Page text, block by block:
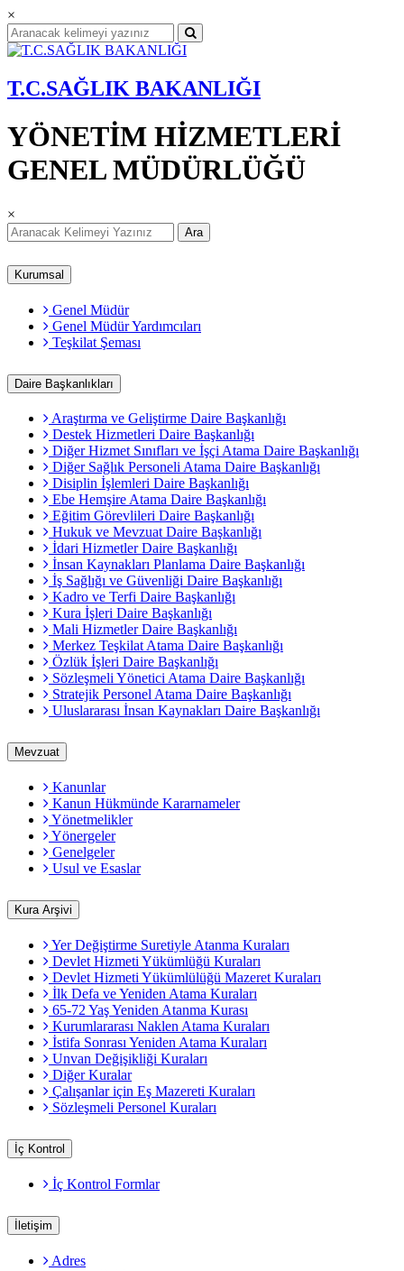
×
T.C.SAĞLIK BAKANLIĞI
YÖNETİM HİZMETLERİ
GENEL MÜDÜRLÜĞÜ
×
Ara
Kurumsal
Genel Müdür
Genel Müdür Yardımcıları
Teşkilat Şeması
Daire Başkanlıkları
Araştırma ve Geliştirme Daire Başkanlığı
Destek Hizmetleri Daire Başkanlığı
Diğer Hizmet Sınıfları ve İşçi Atama Daire Başkanlığı
Diğer Sağlık Personeli Atama Daire Başkanlığı
Disiplin İşlemleri Daire Başkanlığı
Ebe Hemşire Atama Daire Başkanlığı
Eğitim Görevlileri Daire Başkanlığı
Hukuk ve Mevzuat Daire Başkanlığı
İdari Hizmetler Daire Başkanlığı
İnsan Kaynakları Planlama Daire Başkanlığı
İş Sağlığı ve Güvenliği Daire Başkanlığı
Kadro ve Terfi Daire Başkanlığı
Kura İşleri Daire Başkanlığı
Mali Hizmetler Daire Başkanlığı
Merkez Teşkilat Atama Daire Başkanlığı
Özlük İşleri Daire Başkanlığı
Sözleşmeli Yönetici Atama Daire Başkanlığı
Stratejik Personel Atama Daire Başkanlığı
Uluslararası İnsan Kaynakları Daire Başkanlığı
Mevzuat
Kanunlar
Kanun Hükmünde Kararnameler
Yönetmelikler
Yönergeler
Genelgeler
Usul ve Esaslar
Kura Arşivi
Yer Değiştirme Suretiyle Atanma Kuraları
Devlet Hizmeti Yükümlüğü Kuraları
Devlet Hizmeti Yükümlülüğü Mazeret Kuraları
İlk Defa ve Yeniden Atama Kuraları
65-72 Yaş Yeniden Atanma Kurası
Kurumlararası Naklen Atama Kuraları
İstifa Sonrası Yeniden Atama Kuraları
Unvan Değişikliği Kuraları
Diğer Kuralar
Çalışanlar için Eş Mazereti Kuraları
Sözleşmeli Personel Kuraları
İç Kontrol
İç Kontrol Formlar
İletişim
Adres